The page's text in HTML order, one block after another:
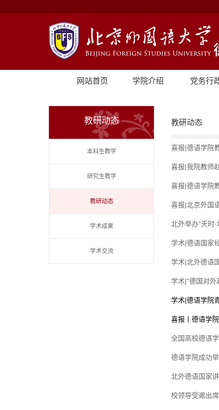
网站首页 学院介绍 党务行
教研动态
本科生教学
研究生教学
教研动态
学术成果
学术交流
教研动态
喜报|德语学院
喜报|我院教师
喜报|德语学院
喜报|北京外国
北外举办“天时
学术|德语国家
学术|北外德语
学术|“德国对外
学术|德语学院
喜报丨德语学
全国高校德语
德语学院成功
北外德语国家
校领导受邀出